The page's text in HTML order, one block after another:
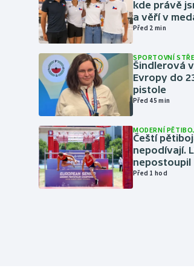
kde právě
a věří v
Před 2 min
SPORTOVNÍ
Šindlerová
Evropy do
pistole
Před 45 min
MODERNÍ
Čeští
nepodívají.
nepostoupil
Před 1 hod